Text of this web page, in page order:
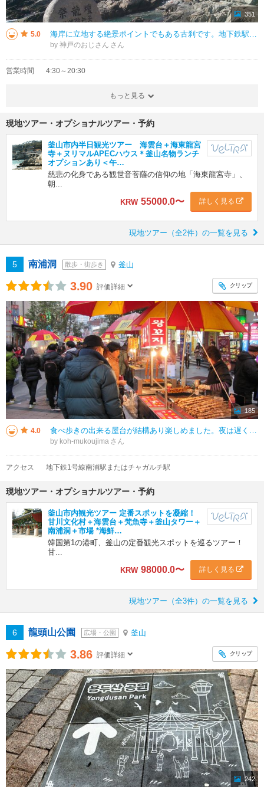
351
5.0 海岸に立地する絶景ポイントでもある古刹です。地下鉄駅からは便利とは言えませんが、海雲台のビーチリゾートからだとタクシーで20分、10,000ウォン程度で行きます。海岸の断崖絶壁の寺院は韓国では珍しいそうですね。入場は無料。
by 神戸のおじさん
営業時間 4:30～20:30
もっと見る
現地ツアー・オプショナルツアー・予約
釜山市内半日観光ツアー 海雲台＋海東龍宮
寺＋ヌリマルAPECハウス＊釜山名物ランチ
オプションあり＜午…
慈悲の化身である観世音菩薩の信仰の地「海東龍宮寺」、
朝...
KRW 55000.0〜 詳しく見る
現地ツアー（全2件）の一覧を見る
5 南浦洞 散歩・街歩き 釜山
3.90 評価詳細 クリップ
185
4.0 食べ歩きの出来る屋台が結構あり楽しめました。夜は遅くまでやっていないみたいで2２時頃には結構お店が閉まってしまいました。ショップは有名どころの洋服の店やお土産に出来るお菓子屋さんなど結構あり見ているだけで楽しめました。釜山
by koh-mukoujima
アクセス 地下鉄1号線南浦駅またはチャガルチ駅
現地ツアー・オプショナルツアー・予約
釜山市内観光ツアー 定番スポットを凝縮！
甘川文化村＋海雲台＋梵魚寺＋釜山タワー＋
南浦洞＋市場 *海鮮…
韓国第1の港町、釜山の定番観光スポットを巡るツアー！
甘...
KRW 98000.0〜 詳しく見る
現地ツアー（全3件）の一覧を見る
6 龍頭山公園 広場・公園 釜山
3.86 評価詳細 クリップ
242